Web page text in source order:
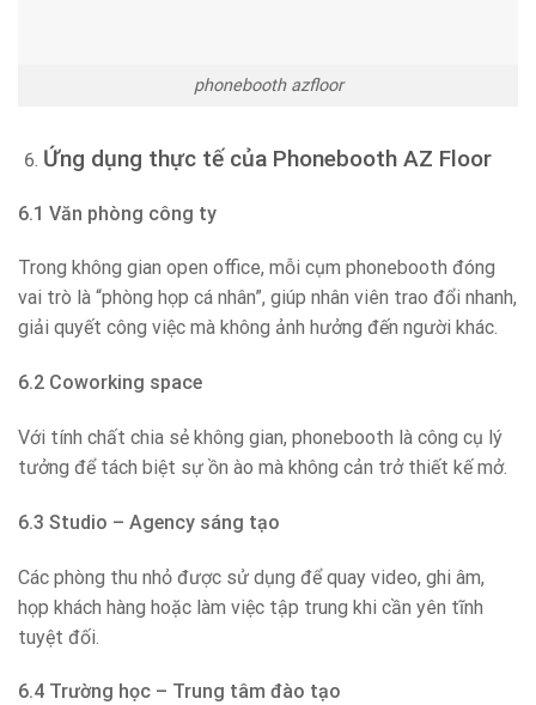
phonebooth azfloor
Ứng dụng thực tế của Phonebooth AZ Floor
6.1 Văn phòng công ty
Trong không gian open office, mỗi cụm phonebooth đóng
vai trò là “phòng họp cá nhân”, giúp nhân viên trao đổi nhanh,
giải quyết công việc mà không ảnh hưởng đến người khác.
6.2 Coworking space
Với tính chất chia sẻ không gian, phonebooth là công cụ lý
tưởng để tách biệt sự ồn ào mà không cản trở thiết kế mở.
6.3 Studio – Agency sáng tạo
Các phòng thu nhỏ được sử dụng để quay video, ghi âm,
họp khách hàng hoặc làm việc tập trung khi cần yên tĩnh
tuyệt đối.
6.4 Trường học – Trung tâm đào tạo